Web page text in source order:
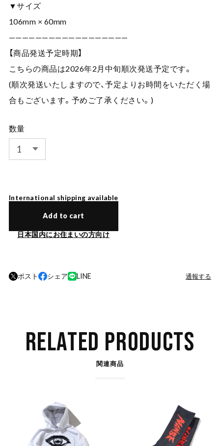
▼サイズ
106mm × 60mm
——————————————————
【商品発送予定時期】
こちらの商品は2026年2月中旬順次発送予定です。
(順次発送いたしますので、予定よりお時間をいただく場
合もございます。予めご了承ください。)
数量
International shipping available
Add to cart
日本国内にお住まいの方向け
ポスト シェア LINE 通報する
RELATED PRODUCTS
関連商品